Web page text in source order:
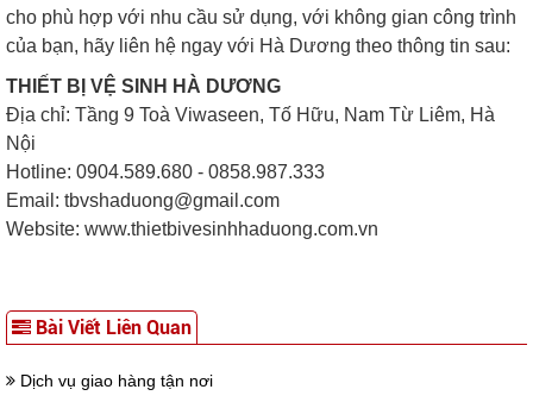
cho phù hợp với nhu cầu sử dụng, với không gian công trình
của bạn, hãy liên hệ ngay với Hà Dương theo thông tin sau:
THIẾT BỊ VỆ SINH HÀ DƯƠNG
Địa chỉ: Tầng 9 Toà Viwaseen, Tố Hữu, Nam Từ Liêm, Hà
Nội
Hotline: 0904.589.680 - 0858.987.333
Email: tbvshaduong@gmail.com
Website: www.thietbivesinhhaduong.com.vn
Bài Viết Liên Quan
Dịch vụ giao hàng tận nơi